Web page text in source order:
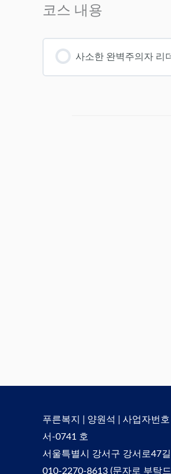
코스 내용
사소한 완벽주의자 리
푸른복지 | 양원석 | 사업자번
서-0741 호
서울특별시 강서구 강서로47
010-2270-8613 (문자로 부탁